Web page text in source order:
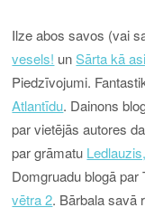
Ilze abos savos (vai
vesels! unSārta kā
Piedzīvojumi.
Atlantīdu. Dainons
par vietējās autores
par grāmatu
Domgruadu blogā
vētra 2. Bārbala savā